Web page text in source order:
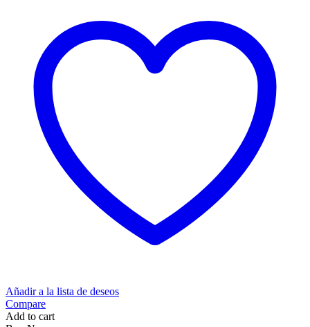
Añadir a la lista de deseos
Compare
Add to cart